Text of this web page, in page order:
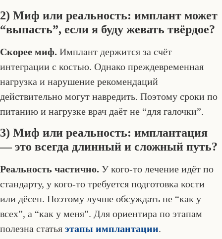
2) Миф или реальность: имплант может
“выпасть”, если я буду жевать твёрдое?
Скорее миф. Имплант держится за счёт
интеграции с костью. Однако преждевременная
нагрузка и нарушение рекомендаций
действительно могут навредить. Поэтому сроки по
питанию и нагрузке врач даёт не “для галочки”.
3) Миф или реальность: имплантация
— это всегда длинный и сложный путь?
Реальность частично. У кого-то лечение идёт по
стандарту, у кого-то требуется подготовка кости
или дёсен. Поэтому лучше обсуждать не “как у
всех”, а “как у меня”. Для ориентира по этапам
полезна статья этапы имплантации.